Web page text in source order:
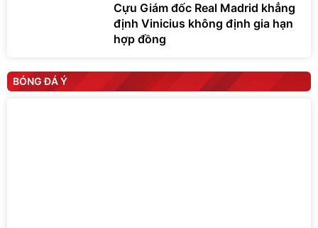
Cựu Giám đốc Real Madrid khẳng
định Vinicius không định gia hạn
hợp đồng
BÓNG ĐÁ Ý